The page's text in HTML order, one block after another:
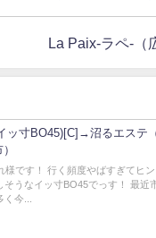
La Paix-ラペ-（
ッ寸BO45)[C]→沼るエステ
です！ 行く頻度やばすぎてヒン
そうなイッ寸BO45でっす！ 最近
今...